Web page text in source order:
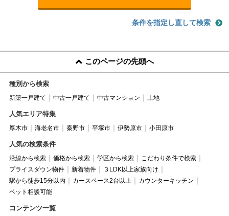
条件を指定し直して検索
このページの先頭へ
種別から検索
新築一戸建て 中古一戸建て 中古マンション 土地
人気エリア特集
厚木市 海老名市 秦野市 平塚市 伊勢原市 小田原市
人気の検索条件
沿線から検索 価格から検索 学区から検索
こだわり条件で検索
プライスダウン物件
新着物件
３LDK以上家族向け
駅から徒歩15分以内
カースペース2台以上
カウンターキッチン
ペット相談可能
コンテンツ一覧